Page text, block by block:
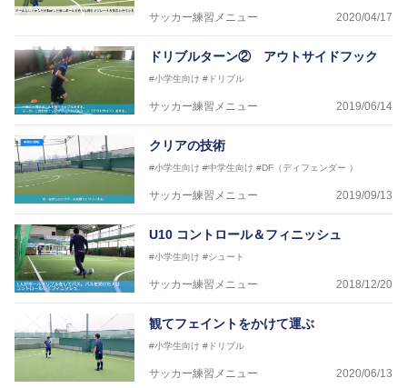
サッカー練習メニュー 2020/04/17
ドリブルターン② アウトサイドフック
#小学生向け #ドリブル
サッカー練習メニュー 2019/06/14
クリアの技術
#小学生向け #中学生向け #DF（ディフェンダー ）
サッカー練習メニュー 2019/09/13
U10 コントロール＆フィニッシュ
#小学生向け #シュート
サッカー練習メニュー 2018/12/20
観てフェイントをかけて運ぶ
#小学生向け #ドリブル
サッカー練習メニュー 2020/06/13